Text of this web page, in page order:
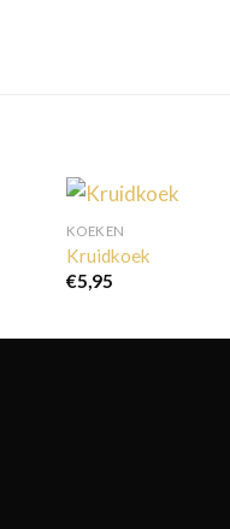
KOEKEN
Kruidkoek
€5,95